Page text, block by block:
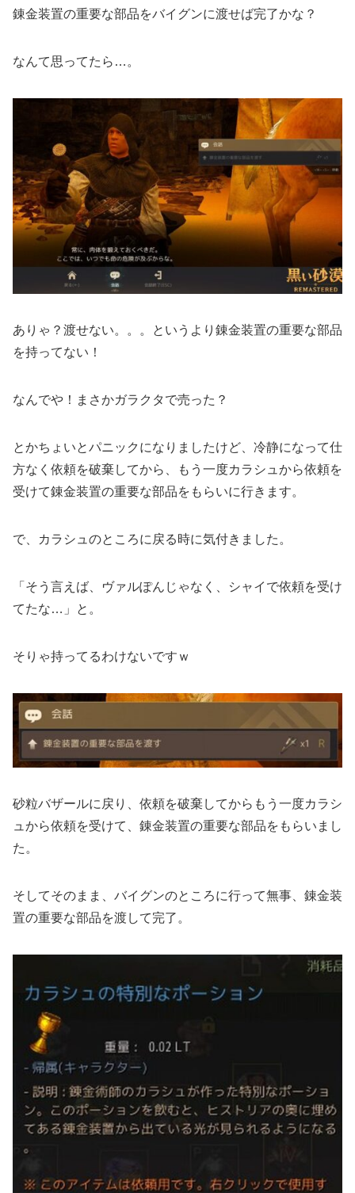
錬金装置の重要な部品をバイグンに渡せば完了かな？
なんて思ってたら…。
ありゃ？渡せない。。。というより錬金装置の重要な部品
を持ってない！
なんでや！まさかガラクタで売った？
とかちょいとパニックになりましたけど、冷静になって仕
方なく依頼を破棄してから、もう一度カラシュから依頼を
受けて錬金装置の重要な部品をもらいに行きます。
で、カラシュのところに戻る時に気付きました。
「そう言えば、ヴァルぽんじゃなく、シャイで依頼を受け
てたな…」と。
そりゃ持ってるわけないですｗ
砂粒バザールに戻り、依頼を破棄してからもう一度カラシ
ュから依頼を受けて、錬金装置の重要な部品をもらいまし
た。
そしてそのまま、バイグンのところに行って無事、錬金装
置の重要な部品を渡して完了。